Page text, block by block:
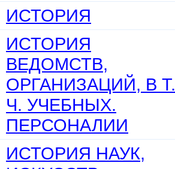
ИСТОРИЯ
ИСТОРИЯ
ВЕДОМСТВ,
ОРГАНИЗАЦИЙ, В Т.
Ч. УЧЕБНЫХ.
ПЕРСОНАЛИИ
ИСТОРИЯ НАУК,